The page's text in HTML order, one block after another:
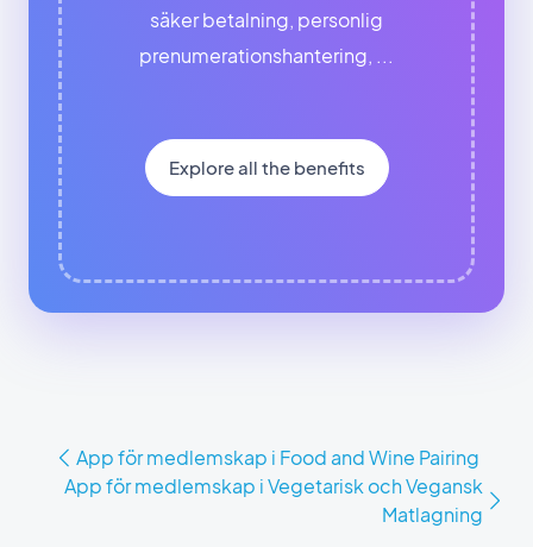
säker betalning, personlig
prenumerationshantering, ...
Explore all the benefits
App för medlemskap i Food and Wine Pairing
App för medlemskap i Vegetarisk och Vegansk
Matlagning